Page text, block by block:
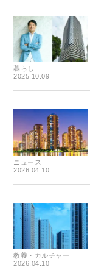
暮らし
2025.10.09
ニュース
2026.04.10
教養・カルチャー
2026.04.10